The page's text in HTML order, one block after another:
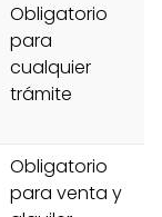
Obligatorio
para
cualquier
trámite
Obligatorio
para venta y